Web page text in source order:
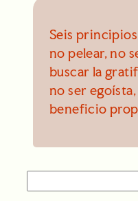
Seis
no pelear, no
buscar la
no ser
beneficio